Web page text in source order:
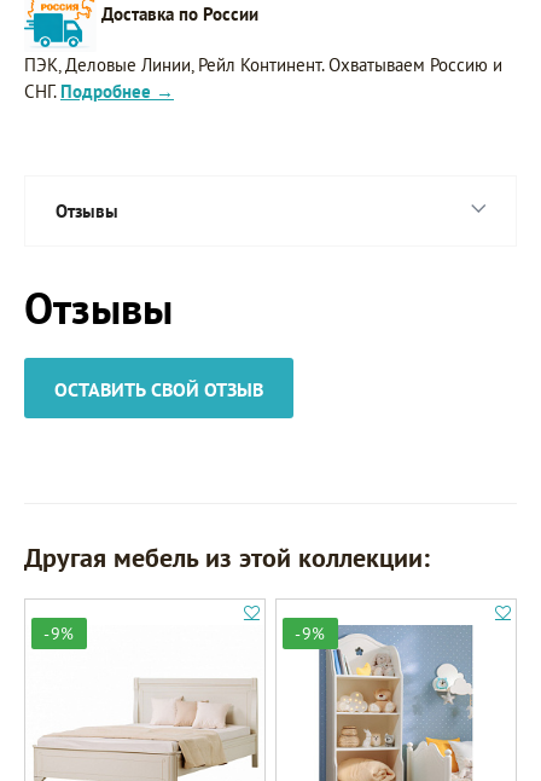
Доставка по России
ПЭК, Деловые Линии, Рейл Континент. Охватываем Россию и
СНГ. Подробнее →
Отзывы
Отзывы
ОСТАВИТЬ СВОЙ ОТЗЫВ
Другая мебель из этой коллекции:
-9% -9%